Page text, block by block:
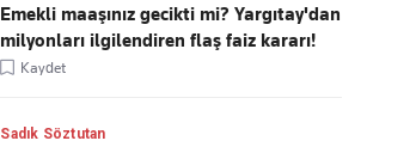
Emekli maaşınız gecikti mi? Yargıtay'dan
milyonları ilgilendiren flaş faiz kararı!
Kaydet
Sadık Söztutan